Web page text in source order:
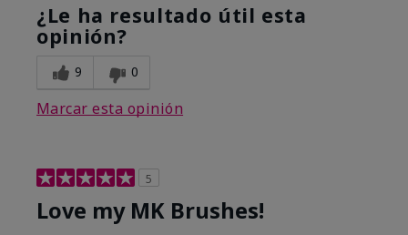
¿Le ha resultado útil esta
opinión?
9 0
Marcar esta opinión
5
Love my MK Brushes!